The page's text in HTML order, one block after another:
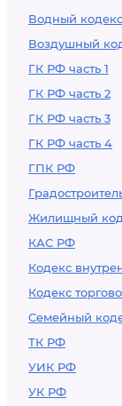
Водный
Воздушный
ГК РФ часть 1
ГК РФ часть 2
ГК РФ часть 3
ГК РФ часть 4
ГПК РФ
Жилищный
КАС РФ
Кодекс
Кодекс
Семейный
ТК РФ
УИК РФ
УК РФ